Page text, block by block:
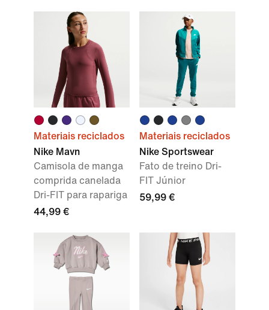
Materiais reciclados
Nike Mavn
Camisola de manga
comprida canelada
Dri-FIT para rapariga
44,99 €
Materiais reciclados
Nike Sportswear
Fato de treino Dri-
FIT Júnior
59,99 €